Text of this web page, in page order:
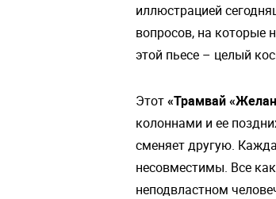
иллюстрацией
вопросов, на которые
этой пьесе – целый
Этот«Трамвай
колоннами и ее
сменяет другую.
несовместимы. Все
неподвластном